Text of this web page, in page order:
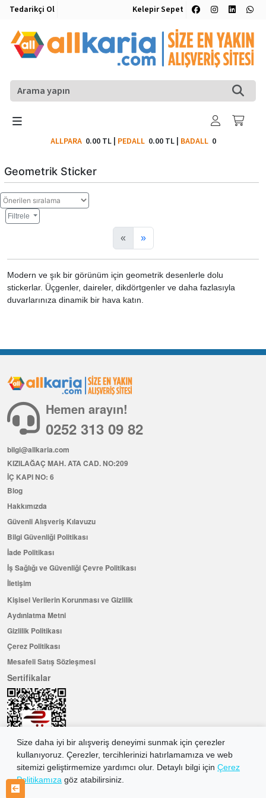
Tedarikçi Ol Kelepir Sepet
ALLPARA 0.00 TL| PEDALL 0.00 TL| BADALL0
Geometrik Sticker
Filtrele
« »
Modern ve şık bir görünüm için geometrik desenlerle dolu
stickerlar. Üçgenler, daireler, dikdörtgenler ve daha fazlasıyla
duvarlarınıza dinamik bir hava katın.
Size daha iyi bir alışveriş deneyimi sunmak için çerezler
kullanıyoruz. Çerezler, tercihlerinizi hatırlamamıza ve web
sitemizi geliştirmemize yardımcı olur. Detaylı bilgi için Çerez
Politikamıza göz atabilirsiniz.
Hemen arayın!
0252 313 09 82
bilgi@allkaria.com
KIZILAĞAÇ MAH. ATA CAD. NO:209
İÇ KAPI NO: 6
Blog
Hakkımızda
Güvenli Alışveriş Kılavuzu
Bilgi Güvenliği Politikası
İade Politikası
İş Sağlığı ve Güvenliği Çevre Politikası
İletişim
Kişisel Verilerin Korunması ve Gizlilik
Aydınlatma Metni
Gizlilik Politikası
Çerez Politikası
Mesafeli Satış Sözleşmesi
Sertifikalar
Hemen Üye Olun ...ve 100 ₺ değerinde indirim kuponu kazanın